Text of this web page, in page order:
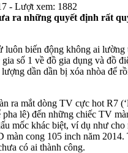
- Lượt xem: 1882
ra những quyết định rất
luôn biến động không ai
số 1 về đồ gia dụng và đồ
dần dần bị xóa nhòa để
ra mắt dòng TV cực hot R7
pha lê) đến những chiếc TV
mốc khác biệt, ví dụ như
cong 105 inch năm 2014.
có ai thành công.